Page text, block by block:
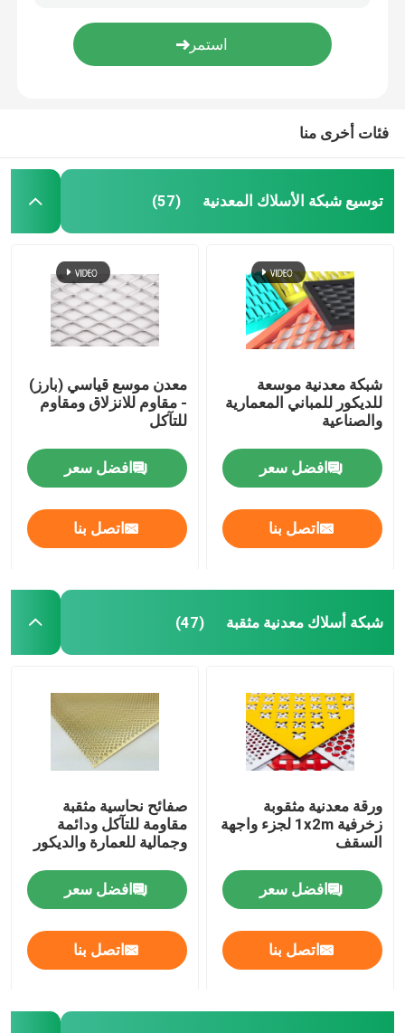
قماش منسوج من الأسلاك
شبكة أمان معدنية
حزام النقل المعدني
مرشح شبكة الشاشة
صريف الصلب الملحوم
سلال التراب
شبكة أمان هليكوبتر
شبكة شاشة التعدين
حصيرة السحب
الشبكة المقوية للأنابيب
فئات أخرى منا
توسيع شبكة الأسلاك المعدنية (57)
شبكة معدنية موسعة
للديكور للمباني المعمارية
والصناعية
افضل سعر
اتصل بنا
معدن موسع قياسي (بارز)
- مقاوم للانزلاق ومقاوم
للتآكل
افضل سعر
اتصل بنا
شبكة أسلاك معدنية مثقبة (47)
ورقة معدنية مثقوبة
زخرفية 1x2m لجزء واجهة
السقف
افضل سعر
اتصل بنا
صفائح نحاسية مثقبة
مقاومة للتآكل ودائمة
وجمالية للعمارة والديكور
افضل سعر
اتصل بنا